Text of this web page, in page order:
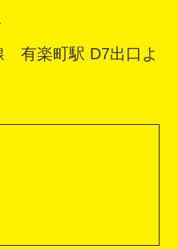
有楽町駅 D7出口よ